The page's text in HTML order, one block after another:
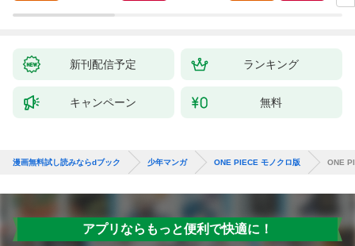
新刊配信予定 ランキング
キャンペーン 無料
漫画無料試し読みならdブック 少年マンガ ONE PIECE モノクロ版 ONE
アプリならもっと便利で快適に！